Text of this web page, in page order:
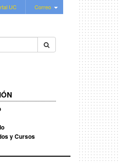
UC Correo
y Cursos